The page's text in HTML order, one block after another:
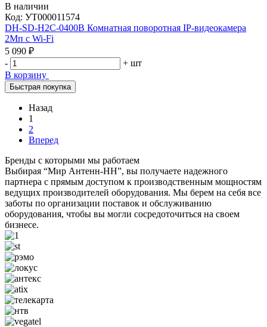
В наличии
Код: УТ000011574
DH-SD-H2C-0400B Комнатная поворотная IP-видеокамера
2Мп с Wi-Fi
5 090 ₽
-
+ шт
В корзину
Быстрая покупка
Назад
1
2
Вперед
Бренды с которыми мы работаем
Выбирая “Мир Антенн-НН”, вы получаете надежного
партнера с прямым доступом к производственным мощностям
ведущих производителей оборудования. Мы берем на себя все
заботы по организации поставок и обслуживанию
оборудования, чтобы вы могли сосредоточиться на своем
бизнесе.